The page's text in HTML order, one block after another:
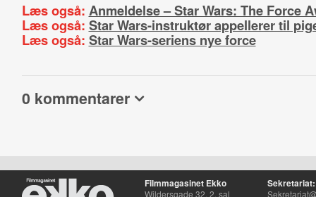
Læs også: Anmeldelse – Star Wars: The Force
Læs også: Star Wars-instruktør appellerer til
Læs også: Star Wars-seriens nye force
0 kommentarer
Filmmagasinet Ekko
Wildersgade 32, 2. sal
Sekretariat: